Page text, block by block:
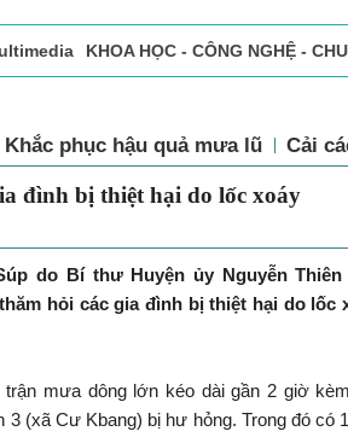
KHOA HỌC - CÔNG NGHỆ -
Khắc phục hậu quả mưa lũ Cải
gia đình bị thiệt hại do lốc
do Bí thư Huyện ủy Nguyễn Thiên
hỏi các gia đình bị thiệt hại do lốc
mưa dông lớn kéo dài gần 2 giờ
(xã Cư Kbang) bị hư hỏng. Trong đó có